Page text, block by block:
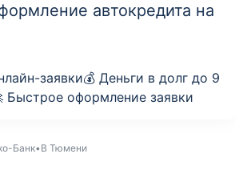
автокредита на
заявки💰 Деньги в долг до 9
Быстрое оформление заявки
Банк В Тюмени